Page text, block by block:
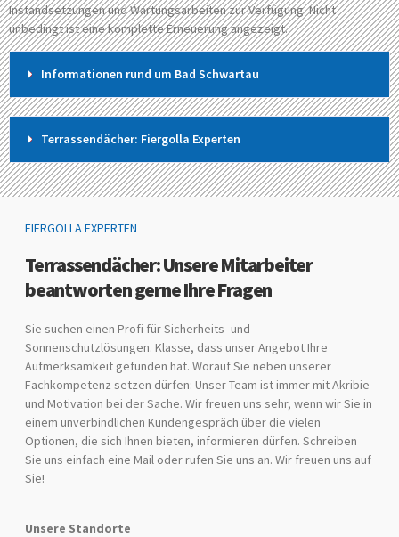
Instandsetzungen und Wartungsarbeiten zur Verfügung. Nicht
unbedingt ist eine komplette Erneuerung angezeigt.
Informationen rund um Bad Schwartau
Terrassendächer: Fiergolla Experten
FIERGOLLA EXPERTEN
Terrassendächer: Unsere Mitarbeiter
beantworten gerne Ihre Fragen
Sie suchen einen Profi für Sicherheits- und
Sonnenschutzlösungen. Klasse, dass unser Angebot Ihre
Aufmerksamkeit gefunden hat. Worauf Sie neben unserer
Fachkompetenz setzen dürfen: Unser Team ist immer mit Akribie
und Motivation bei der Sache. Wir freuen uns sehr, wenn wir Sie in
einem unverbindlichen Kundengespräch über die vielen
Optionen, die sich Ihnen bieten, informieren dürfen. Schreiben
Sie uns einfach eine Mail oder rufen Sie uns an. Wir freuen uns auf
Sie!
Unsere Standorte